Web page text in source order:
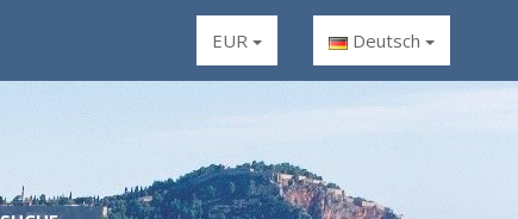
EUR Deutsch